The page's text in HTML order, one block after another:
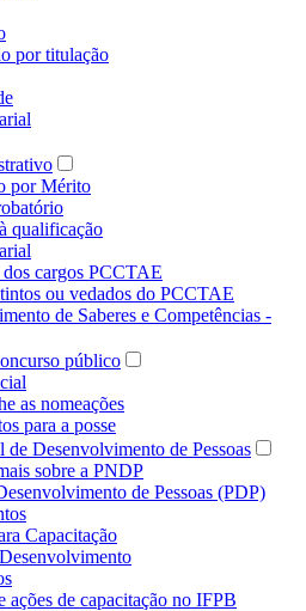
por titulação
por Mérito
qualificação
cargos PCCTAE
ou vedados do PCCTAE
de Saberes e Competências -
público
as nomeações
para a posse
Desenvolvimento de Pessoas
sobre a PNDP
de Pessoas (PDP)
Capacitação
ações de capacitação no IFPB